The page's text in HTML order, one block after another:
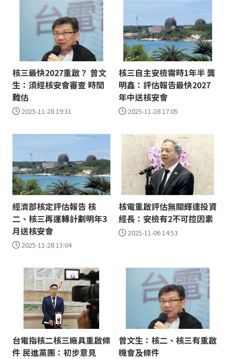
核三最快2027重啟？ 曾文
生：須經核安會審查 時間
難估
2025-11-28 19:31
核三自主安檢需時1年半 龔
明鑫：評估報告最快2027
年中送核安會
2025-11-28 17:05
經濟部核定評估報告 核
二、核三再運轉計劃明年3
月送核安會
2025-11-28 13:04
核電重啟評估無關輝達投資
經長：安檢有2不可控因素
2025-11-06 14:53
台電指核二核三廠具重啟條
件 民進黨團：初步意見
曾文生：核二、核三有重啟
機會及條件